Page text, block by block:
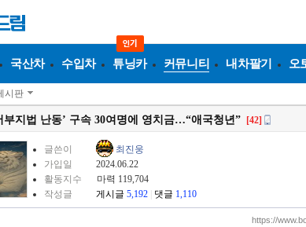
국산차 수입차 튜닝카 커뮤니티 내차팔기 오
시판
부지법 난동’ 구속 30여명에 영치금…“애국청년” [42]
글쓴이
최진웅
가입일
2024.06.22
활동지수
마력 119,704
작성글
게시글 5,192 댓글 1,110
https://